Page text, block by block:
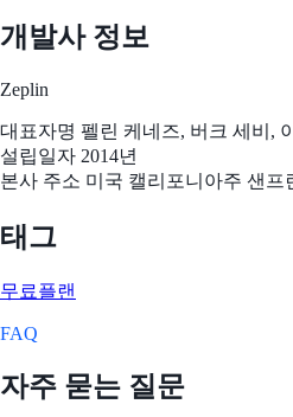
개발사 정보
Zeplin
대표자명 펠린 케네즈, 버크 세비,
설립일자 2014년
본사 주소 미국 캘리포니아주 샌프
태그
무료플랜
FAQ
자주 묻는 질문